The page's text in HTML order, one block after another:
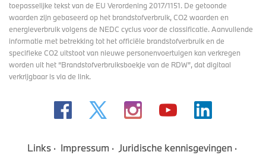
toepasselijke tekst van de EU Verordening 2017/1151. De getoonde
waarden zijn gebaseerd op het brandstofverbruik, CO2 waarden en
energieverbruik volgens de NEDC cyclus voor de classificatie. Aanvullende
informatie met betrekking tot het officiële brandstofverbruik en de
specifieke CO2 uitstoot van nieuwe personenvoertuigen kan verkregen
worden uit het “Brandstofverbruiksboekje van de RDW”, dat digitaal
verkrijgbaaris via de link.
Links Impressum
Juridische kennisgevingen